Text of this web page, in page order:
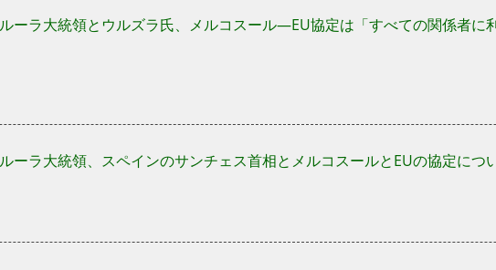
ルーラ大統領とウルズラ氏、メルコスール—EU協定は「すべての関係者に
ルーラ大統領、スペインのサンチェス首相とメルコスールとEUの協定につ